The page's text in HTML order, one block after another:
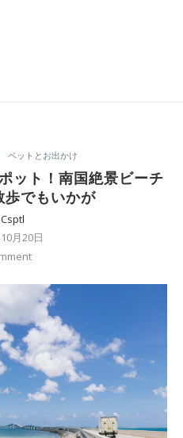
ペットとお出かけ
ット！南国絶景ビーチ
歩でもいかが
Csptl
月20日